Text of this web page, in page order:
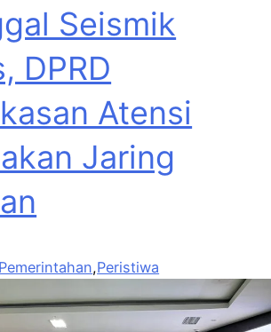
Seismik
DPRD
Atensi
Jaring
Pemerintahan,Peristiwa